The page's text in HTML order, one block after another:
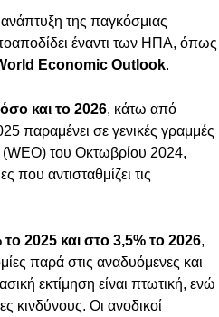
της παγκόσμιας
έναντι των ΗΠΑ, όπως
Economic Outlook.
και το 2026, κάτω από
παραμένει σε γενικές γραμμές
(WEO) του Οκτωβρίου 2024,
αντισταθμίζει τις
2025 και στο 3,5% το 2026,
παρά στις αναδυόμενες και
εκτίμηση είναι πτωτική, ενώ
κινδύνους. Οι ανοδικοί